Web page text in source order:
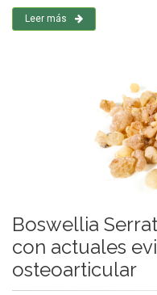
Leer más
Boswellia
con actuales
osteoarticular